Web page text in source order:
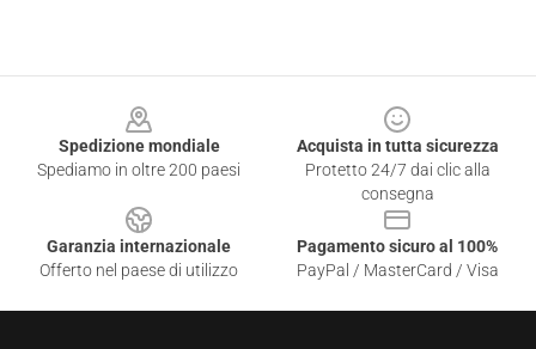
Spedizione mondiale
Spediamo in oltre 200 paesi
Acquista in tutta sicurezza
Protetto 24/7 dai clic alla
consegna
Garanzia internazionale
Offerto nel paese di utilizzo
Pagamento sicuro al 100%
PayPal / MasterCard / Visa